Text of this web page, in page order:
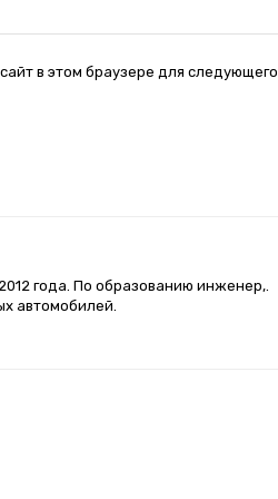
в этом браузере для следующего
года. По образованию инженер,.
автомобилей.